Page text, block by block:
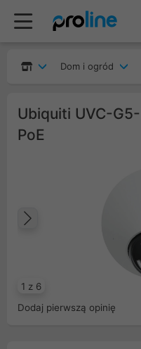
Dom i ogród
Ubiquiti UVC-
PoE
1 z 6
Dodaj pierwszą opinię